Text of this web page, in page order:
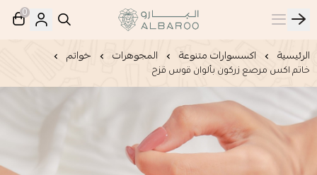
البارو | Albaroo
0
الرئيسية اكسسوارات متنوعة المجوهرات خواتم
خاتم اكس مرصع زركون بألوان قوس قزح